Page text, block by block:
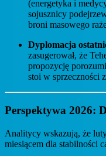
(energetyka i
sojusznicy
broni masowego
Dyplomacja
zasugerował, że
propozycję
stoi w sprzeczności
Perspektywa 2026:
Analitycy wskazują, że
miesiącem dla stabilności